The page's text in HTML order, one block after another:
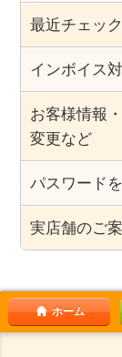
最近チェッ
インボイス
お客様情報
変更など
パスワード
実店舗のご
ホーム